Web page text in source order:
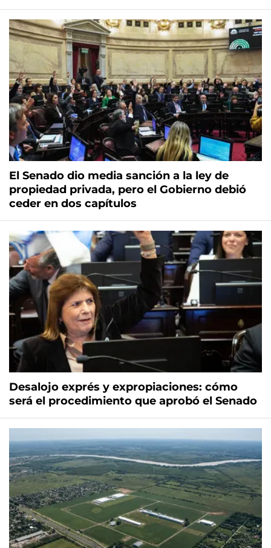
El Senado dio media sanción a la ley de
propiedad privada, pero el Gobierno debió
ceder en dos capítulos
Desalojo exprés y expropiaciones: cómo
será el procedimiento que aprobó el Senado